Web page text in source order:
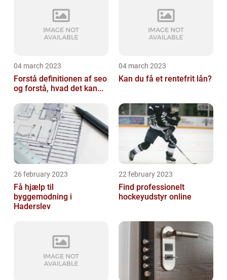
04 march 2023
Forstå definitionen af seo
og forstå, hvad det kan...
04 march 2023
Kan du få et rentefrit lån?
26 february 2023
Få hjælp til
byggemodning i
Haderslev
22 february 2023
Find professionelt
hockeyudstyr online